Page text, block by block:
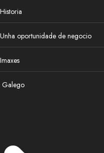
Historia
Unha oportunidade de negocio
Imaxes
Galego